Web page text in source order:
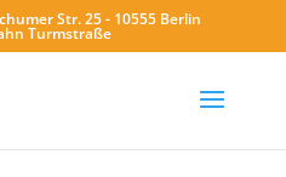
Str. 25 - 10555 Berlin
Turmstraße